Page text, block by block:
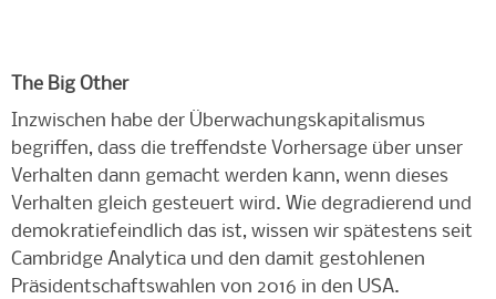
The Big Other
Inzwischen habe der Überwachungskapitalismus
begriffen, dass die treffendste Vorhersage über unser
Verhalten dann gemacht werden kann, wenn dieses
Verhalten gleich gesteuert wird. Wie degradierend und
demokratiefeindlich das ist, wissen wir spätestens seit
Cambridge Analytica und den damit gestohlenen
Präsidentschaftswahlen von 2016 in den USA.